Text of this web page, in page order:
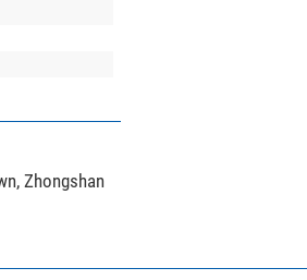
Zhongshan